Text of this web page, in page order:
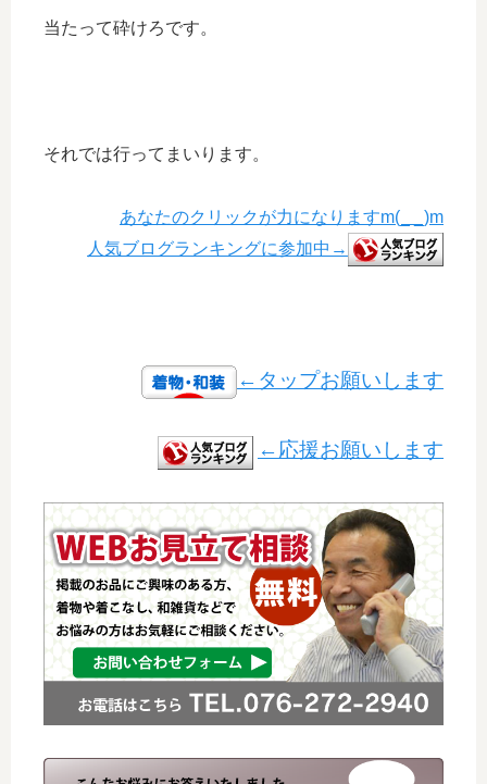
当たって砕けろです。
それでは行ってまいります。
あなたのクリックが力になりますm(_ _)m
人気ブログランキングに参加中→
←タップお願いします
←応援お願いします